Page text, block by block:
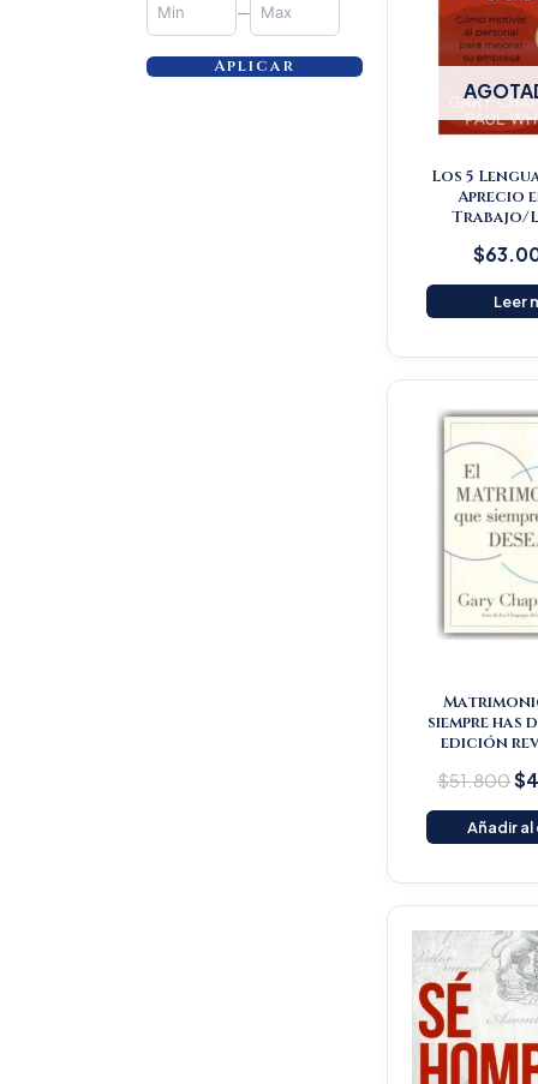
—
Aplicar
Los 5
Aprecio
Trabajo/
$
Leer
siempre has
edición
$51.800$
Añadir